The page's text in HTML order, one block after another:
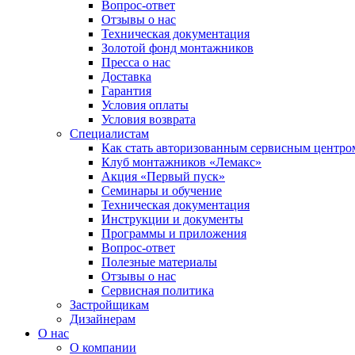
Вопрос-ответ
Отзывы о нас
Техническая документация
Золотой фонд монтажников
Пресса о нас
Доставка
Гарантия
Условия оплаты
Условия возврата
Специалистам
Как стать авторизованным сервисным
Клуб монтажников «Лемакс»
Акция «Первый пуск»
Семинары и обучение
Техническая документация
Инструкции и документы
Программы и приложения
Вопрос-ответ
Полезные материалы
Отзывы о нас
Сервисная политика
Застройщикам
Дизайнерам
О нас
О компании